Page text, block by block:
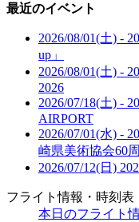
最近のイベント
2026/08/01(土) -
up」
2026/08/01(土) -
2026
2026/07/18(土) -
AIRPORT
2026/07/01(水) -
崎県美術協会60
2026/07/12(日)
フライト情報・時刻表
本日のフライト